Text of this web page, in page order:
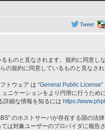
Tweet
ものと見なされます。規約に同意し
の規約に同意しているものと見なされ
トウェア は “General Public License
ニケーションをより円滑に行うため
詳細な情報を知るには https://
のホストサーバが存在する国の法
は対象ユーザーのプロバイダに報告